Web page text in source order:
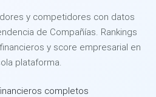
y competidores con datos
de Compañías. Rankings
y score empresarial en
plataforma.
completos